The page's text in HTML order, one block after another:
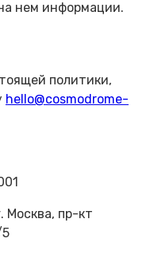
нем информации.
политики,
hello@cosmodrome-
Москва, пр-кт